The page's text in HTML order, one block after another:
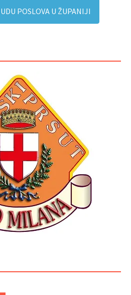
POSLOVA U ŽUPANIJI